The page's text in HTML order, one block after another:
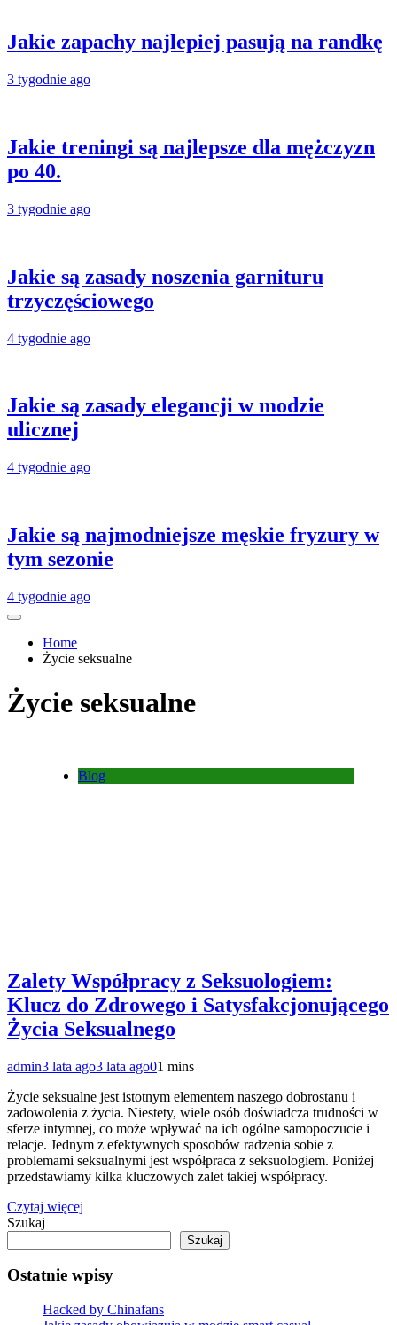
Jakie zapachy najlepiej pasują na randkę
3 tygodnie ago
Jakie treningi są najlepsze dla mężczyzn
po 40.
3 tygodnie ago
Jakie są zasady noszenia garnituru
trzyczęściowego
4 tygodnie ago
Jakie są zasady elegancji w modzie
ulicznej
4 tygodnie ago
Jakie są najmodniejsze męskie fryzury w
tym sezonie
4 tygodnie ago
Home
Życie seksualne
Życie seksualne
Blog
Zalety Współpracy z Seksuologiem:
Klucz do Zdrowego i Satysfakcjonującego
Życia Seksualnego
admin3 lata ago3 lata ago01 mins
Życie seksualne jest istotnym elementem naszego dobrostanu i
zadowolenia z życia. Niestety, wiele osób doświadcza trudności w
sferze intymnej, co może wpływać na ich ogólne samopoczucie i
relacje. Jednym z efektywnych sposobów radzenia sobie z
problemami seksualnymi jest współpraca z seksuologiem. Poniżej
przedstawiamy kilka kluczowych zalet takiej współpracy.
Czytaj więcej
Szukaj
Szukaj
Ostatnie wpisy
Hacked by Chinafans